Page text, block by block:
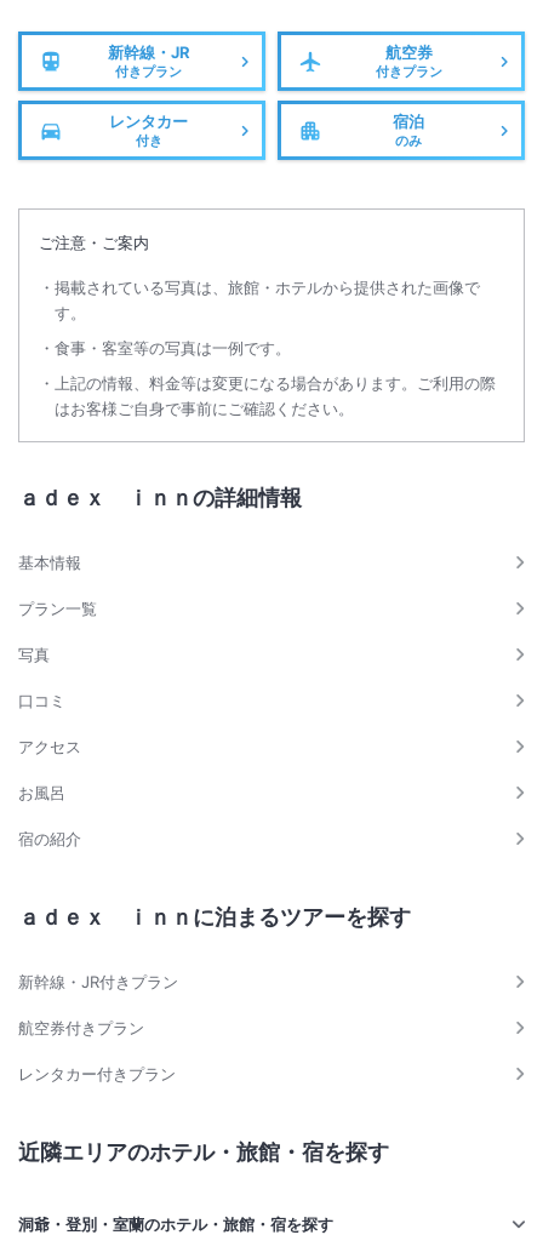
新幹線・JR
付きプラン
航空券
付きプラン
レンタカー
付き
宿泊
のみ
ご注意・ご案内
掲載されている写真は、旅館・ホテルから提供された画像で
す。
食事・客室等の写真は一例です。
上記の情報、料金等は変更になる場合があります。ご利用の際
はお客様ご自身で事前にご確認ください。
ａｄｅｘ ｉｎｎの詳細情報
基本情報
プラン一覧
写真
口コミ
アクセス
お風呂
宿の紹介
ａｄｅｘ ｉｎｎに泊まるツアーを探す
新幹線・JR付きプラン
航空券付きプラン
レンタカー付きプラン
近隣エリアのホテル・旅館・宿を探す
洞爺・登別・室蘭のホテル・旅館・宿を探す